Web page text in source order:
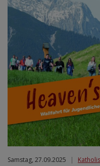
Samstag, 27.09.2025 |